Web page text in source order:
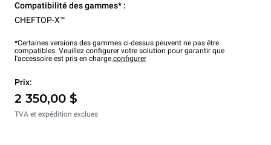
Compatibilité des gammes* :
CHEFTOP-X™
*Certaines versions des gammes ci-dessus peuvent ne pas être
compatibles. Veuillez configurer votre solution pour garantir que
l'accessoire est pris en charge.configurer
Prix:
2 350,00 $
TVA et expédition exclues